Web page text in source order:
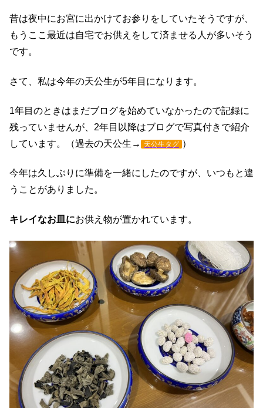
昔は夜中にお宮に出かけてお参りをしていたそうですが、
もうここ最近は自宅でお供えをして済ませる人が多いそう
です。
さて、私は今年の天公生が5年目になります。
1年目のときはまだブログを始めていなかったので記録に
残っていませんが、2年目以降はブログで写真付きで紹介
しています。（過去の天公生→
天公生タグ ）
今年は久しぶりに準備を一緒にしたのですが、いつもと違
うことがありました。
キレイなお皿にお供え物が置かれています。